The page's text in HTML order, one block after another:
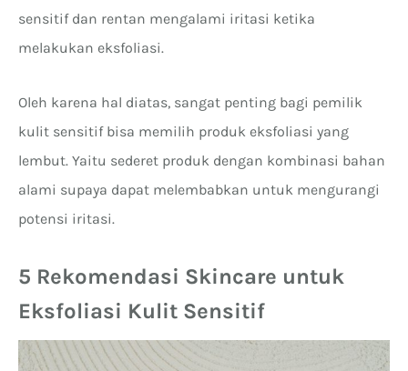
sensitif dan rentan mengalami iritasi ketika
melakukan eksfoliasi.
Oleh karena hal diatas, sangat penting bagi pemilik
kulit sensitif bisa memilih produk eksfoliasi yang
lembut. Yaitu sederet produk dengan kombinasi bahan
alami supaya dapat melembabkan untuk mengurangi
potensi iritasi.
5 Rekomendasi Skincare untuk
Eksfoliasi Kulit Sensitif